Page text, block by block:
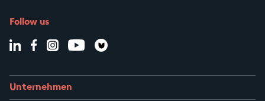
Follow us
Unternehmen